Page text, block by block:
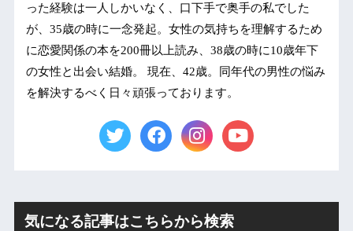
った経験は一人しかいなく、口下手で奥手の私でした
が、35歳の時に一念発起。女性の気持ちを理解するため
に恋愛関係の本を200冊以上読み、38歳の時に10歳年下
の女性と出会い結婚。 現在、42歳。同年代の男性の悩み
を解決するべく日々頑張っております。
気になる記事はこちらから検索